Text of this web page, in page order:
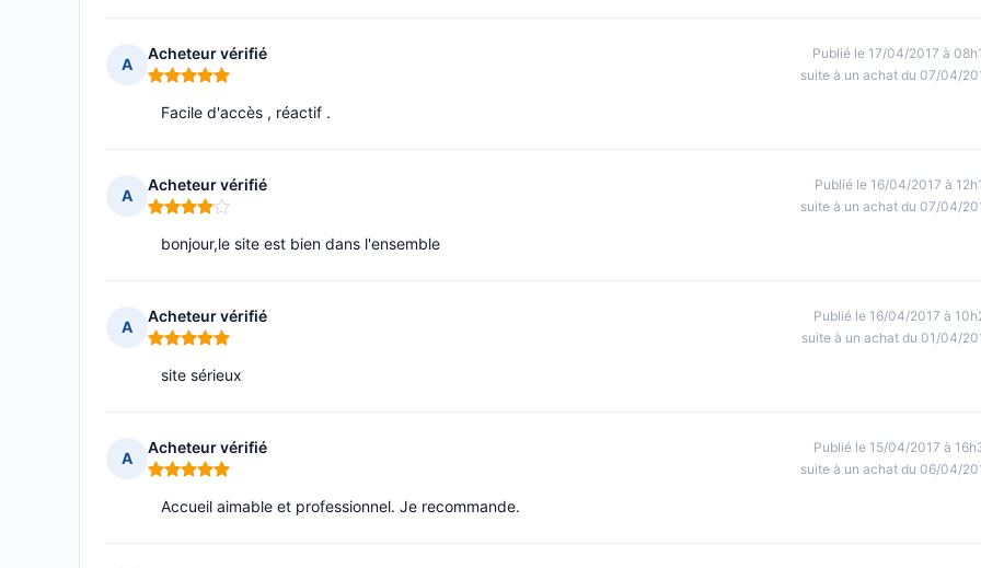
A
Acheteur vérifié
Note : 5 sur 5
Publié le 17/04/2017 à
suite à un achat du 07/04/
Facile d'accès , réactif .
A
Acheteur vérifié
Note : 4 sur 5
Publié le 16/04/2017 à
suite à un achat du 07/04/
bonjour,le site est bien dans l'ensemble
A
Acheteur vérifié
Note : 5 sur 5
Publié le 16/04/2017 à
suite à un achat du 01/04/
site sérieux
A
Acheteur vérifié
Note : 5 sur 5
Publié le 15/04/2017 à
suite à un achat du 06/04/
Accueil aimable et professionnel. Je recommande.